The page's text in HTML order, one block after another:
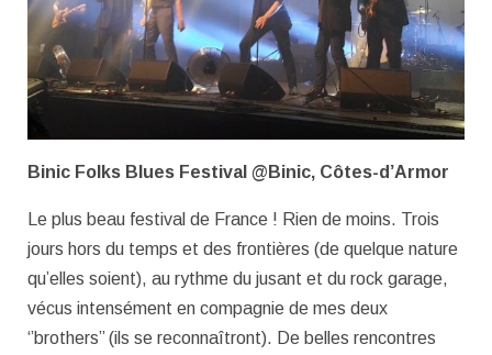
Binic Folks Blues Festival @Binic, Côtes-d’Armor
Le plus beau festival de France ! Rien de moins. Trois
jours hors du temps et des frontières (de quelque nature
qu’elles soient), au rythme du jusant et du rock garage,
vécus intensément en compagnie de mes deux
‘’brothers’’ (ils se reconnaîtront). De belles rencontres